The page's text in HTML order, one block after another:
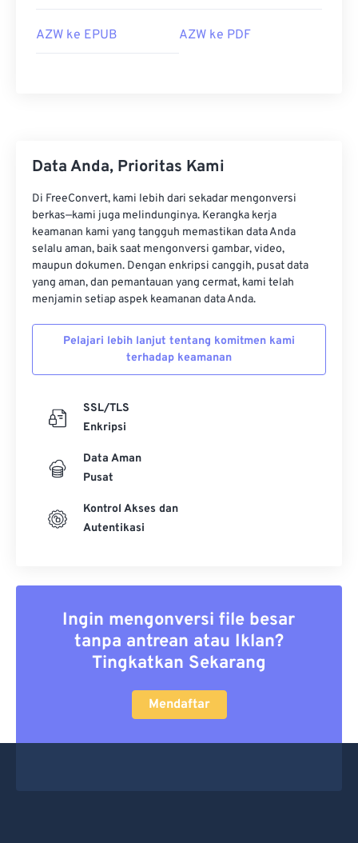
AZW ke EPUB AZW ke PDF
Data Anda, Prioritas Kami
Di FreeConvert, kami lebih dari sekadar mengonversi
berkas—kami juga melindunginya. Kerangka kerja
keamanan kami yang tangguh memastikan data Anda
selalu aman, baik saat mengonversi gambar, video,
maupun dokumen. Dengan enkripsi canggih, pusat data
yang aman, dan pemantauan yang cermat, kami telah
menjamin setiap aspek keamanan data Anda.
Pelajari lebih lanjut tentang komitmen kami
terhadap keamanan
SSL/TLS
Enkripsi
Data Aman
Pusat
Kontrol Akses dan
Autentikasi
Ingin mengonversi file besar
tanpa antrean atau Iklan?
Tingkatkan Sekarang
Mendaftar